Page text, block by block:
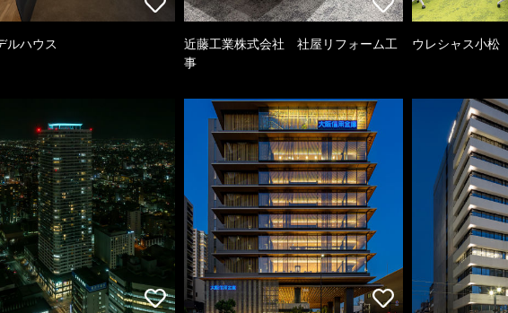
ルハウス
近藤工業株式会社 社屋リフォーム工
事
ウレシャス小松